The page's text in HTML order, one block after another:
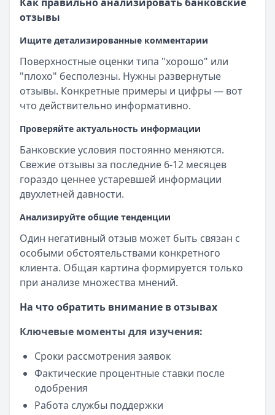
отзывы
Ищите детализированные комментарии
Поверхностные оценки типа "хорошо" или
"плохо" бесполезны. Нужны развернутые
отзывы. Конкретные примеры и цифры — вот
что действительно информативно.
Проверяйте актуальность информации
Банковские условия постоянно меняются.
Свежие отзывы за последние 6-12 месяцев
гораздо ценнее устаревшей информации
двухлетней давности.
Анализируйте общие тенденции
Один негативный отзыв может быть связан с
особыми обстоятельствами конкретного
клиента. Общая картина формируется только
при анализе множества мнений.
На что обратить внимание в отзывах
Ключевые моменты для изучения:
Сроки рассмотрения заявок
Фактические процентные ставки после
одобрения
Работа службы поддержки